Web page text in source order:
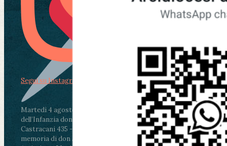
Martedì 4 agosto2026
ore 11:30 - Lucca, Scuola
dell’Infanzia don Aldo Mei - Viale Castruccio
Castracani 435 - Inaugurazione murales in
memoria di don Aldo Mei curato dal Liceo
Segui su Instagram